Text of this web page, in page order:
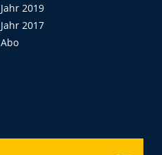
Jahr 2019
Jahr 2017
Abo